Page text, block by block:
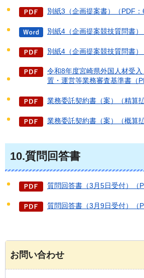
別紙3（企画提案書）（PDF：
別紙4（企画提案競技質問書）
別紙4（企画提案競技質問書）
令和8年度宮崎県外国人材受
置・運営等業務審査基準書（
業務委託契約書（案）（精算
業務委託契約書（案）（概算
10.質問回答書
質問回答書（3月5日受付）（
質問回答書（3月9日受付）（
お問い合わせ